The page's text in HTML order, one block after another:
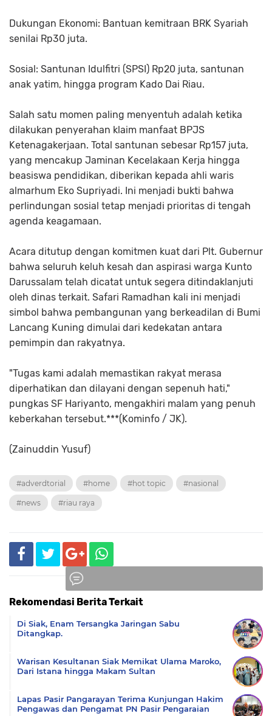
​Dukungan Ekonomi: Bantuan kemitraan BRK Syariah
senilai Rp30 juta.
​Sosial: Santunan Idulfitri (SPSI) Rp20 juta, santunan
anak yatim, hingga program Kado Dai Riau.
​Salah satu momen paling menyentuh adalah ketika
dilakukan penyerahan klaim manfaat BPJS
Ketenagakerjaan. Total santunan sebesar Rp157 juta,
yang mencakup Jaminan Kecelakaan Kerja hingga
beasiswa pendidikan, diberikan kepada ahli waris
almarhum Eko Supriyadi. Ini menjadi bukti bahwa
perlindungan sosial tetap menjadi prioritas di tengah
agenda keagamaan.
​Acara ditutup dengan komitmen kuat dari Plt. Gubernur
bahwa seluruh keluh kesah dan aspirasi warga Kunto
Darussalam telah dicatat untuk segera ditindaklanjuti
oleh dinas terkait. Safari Ramadhan kali ini menjadi
simbol bahwa pembangunan yang berkeadilan di Bumi
Lancang Kuning dimulai dari kedekatan antara
pemimpin dan rakyatnya.
​"Tugas kami adalah memastikan rakyat merasa
diperhatikan dan dilayani dengan sepenuh hati,"
pungkas SF Hariyanto, mengakhiri malam yang penuh
keberkahan tersebut.***(Kominfo / JK).
(Zainuddin Yusuf)
#adverdtorial #home #hot topic #nasional
#news #riau raya
Rekomendasi Berita Terkait
Di Siak, Enam Tersangka Jaringan Sabu
Ditangkap.
Warisan Kesultanan Siak Memikat Ulama Maroko,
Dari Istana hingga Makam Sultan
Lapas Pasir Pangarayan Terima Kunjungan Hakim
Pengawas dan Pengamat PN Pasir Pengaraian